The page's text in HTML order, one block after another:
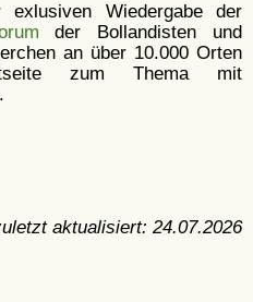
Wiedergabe der
der Bollandisten und
an über 10.000 Orten
zum Thema mit
aktualisiert: 24.07.2026